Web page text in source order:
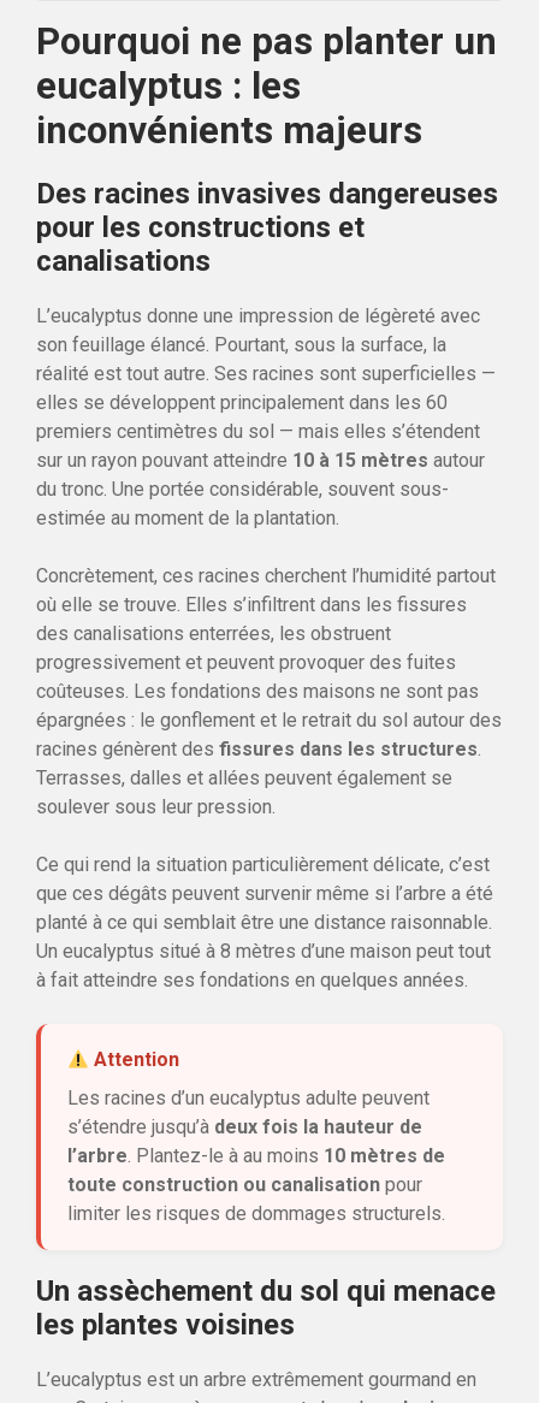
Pourquoi ne pas planter un
eucalyptus : les
inconvénients majeurs
Des racines invasives dangereuses
pour les constructions et
canalisations
L’eucalyptus donne une impression de légèreté avec
son feuillage élancé. Pourtant, sous la surface, la
réalité est tout autre. Ses racines sont superficielles —
elles se développent principalement dans les 60
premiers centimètres du sol — mais elles s’étendent
sur un rayon pouvant atteindre 10 à 15 mètres autour
du tronc. Une portée considérable, souvent sous-
estimée au moment de la plantation.
Concrètement, ces racines cherchent l’humidité partout
où elle se trouve. Elles s’infiltrent dans les fissures
des canalisations enterrées, les obstruent
progressivement et peuvent provoquer des fuites
coûteuses. Les fondations des maisons ne sont pas
épargnées : le gonflement et le retrait du sol autour des
racines génèrent des fissures dans les structures.
Terrasses, dalles et allées peuvent également se
soulever sous leur pression.
Ce qui rend la situation particulièrement délicate, c’est
que ces dégâts peuvent survenir même si l’arbre a été
planté à ce qui semblait être une distance raisonnable.
Un eucalyptus situé à 8 mètres d’une maison peut tout
à fait atteindre ses fondations en quelques années.
Attention
Les racines d’un eucalyptus adulte peuvent
s’étendre jusqu’à deux fois la hauteur de
l’arbre. Plantez-le à au moins 10 mètres de
toute construction ou canalisation pour
limiter les risques de dommages structurels.
Un assèchement du sol qui menace
les plantes voisines
L’eucalyptus est un arbre extrêmement gourmand en